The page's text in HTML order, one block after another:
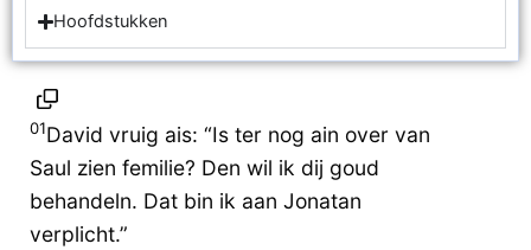
Hoofdstukken
01David vruig ais: “Is ter nog ain over van
Saul zien femilie? Den wil ik dij goud
behandeln. Dat bin ik aan Jonatan
verplicht.”